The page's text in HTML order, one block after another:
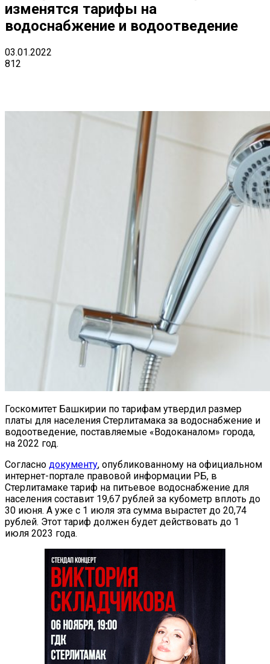
изменятся тарифы на
водоснабжение и водоотведение
03.01.2022
812
Госкомитет Башкирии по тарифам утвердил размер
платы для населения Стерлитамака за водоснабжение и
водоотведение, поставляемые «Водоканалом» города,
на 2022 год.
Согласно документу, опубликованному на официальном
интернет-портале правовой информации РБ, в
Стерлитамаке тариф на питьевое водоснабжение для
населения составит 19,67 рублей за кубометр вплоть до
30 июня. А уже с 1 июля эта сумма вырастет до 20,74
рублей. Этот тариф должен будет действовать до 1
июля 2023 года.